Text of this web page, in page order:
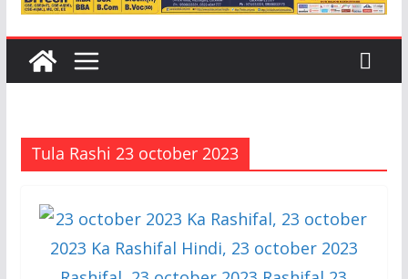
Tula Rashi 23 october 2023